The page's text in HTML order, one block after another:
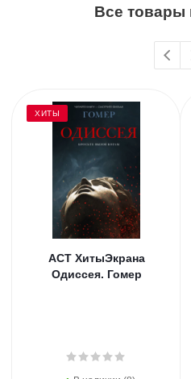
Все товары
ХИТЫ
АСТ ХитыЭкрана
Одиссея. Гомер